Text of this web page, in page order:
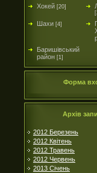
Хокей [20]
Шахи [4]
Баришівський
район [1]
Форма
Архів
2012 Березень
2012 Квітень
2012 Травень
2012 Червень
2013 Січень